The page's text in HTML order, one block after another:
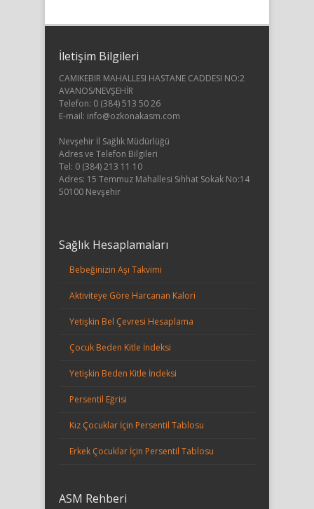
İletişim Bilgileri
CAMIKEBIR MAHALLESI HASTANE CADDESI NO:2
AVANOS/NEVŞEHİR
Telefon: 0 (384) 513 50 26
E-mail: info@ozkonakasm.com
Nevşehir İl Sağlık Müdürlüğü
Adres ve Telefon Bilgileri
Tel: 0 (384) 213 11 10
Adres: 15 Temmuz Mahallesi Sıhhat Sokak No:14
50100 Nevşehir
Sağlık Hesaplamaları
Bebeğinizin Aşı Takvimi
Aktiviteye Göre Harcanan Kalori
Yetişkin Bel Çevresi Hesaplama
Çocuk Beden Kitle İndeksi
Yetişkin Beden Kitle İndeksi
Persentil Eğrisi
Kız Çocuklar İçin Persentil Tablosu
Erkek Çocuklar İçin Persentil Tablosu
ASM Rehberi